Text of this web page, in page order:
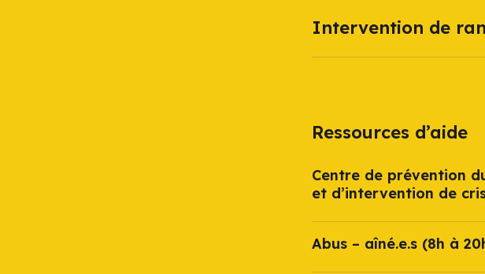
Intervention de
Ressources d’aide
Centre de prévention
et d’intervention de
Abus – aîné.e.s (8h à